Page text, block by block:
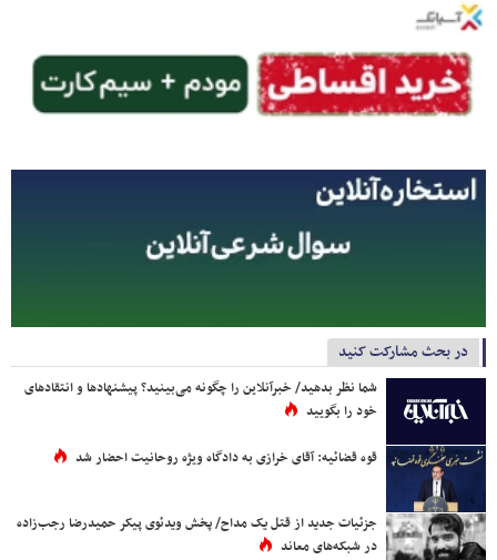
در بحث مشارکت کنید
شما نظر بدهید/ خبرآنلاین را چگونه می‌بینید؟ پیشنهادها و انتقادهای
خود را بگویید
قوه قضائیه: آقای خرازی به دادگاه ویژه روحانیت احضار شد
جزئیات جدید از قتل یک مداح/ پخش ویدئوی پیکر حمیدرضا رجب‌زاده
در شبکه‌های معاند